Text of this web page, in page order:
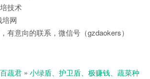
技术
培网
有意向的联系，微信号（gzdaokers）
百蔬君 » 小绿盾、护卫盾、极赚钱、蔬菜种